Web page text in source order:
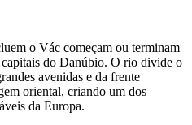
o Vác começam ou terminam
capitais do Danúbio. O rio divide o
avenidas e da frente
oriental, criando um dos
da Europa.